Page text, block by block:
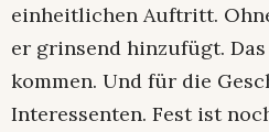
einheitlichen Auftritt.
er grinsend hinzufügt.
kommen. Und für die
Interessenten. Fest ist